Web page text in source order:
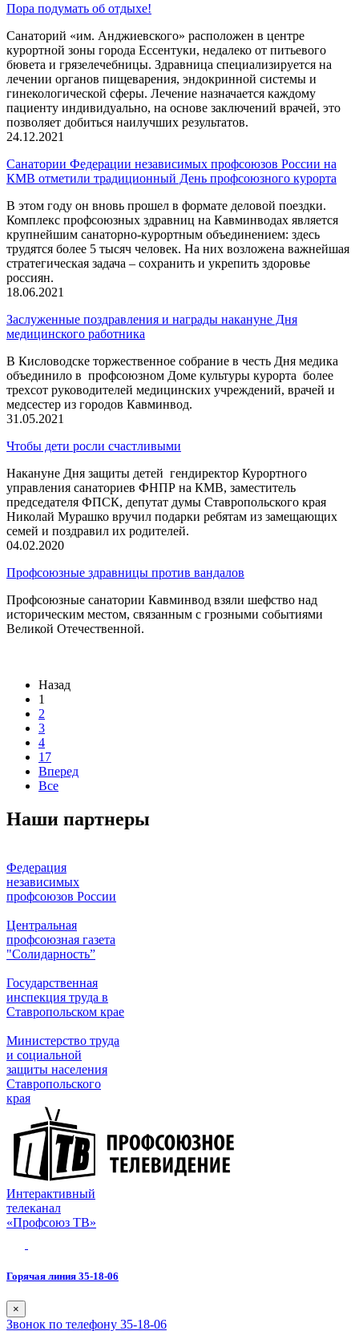
Пора подумать об отдыхе!
Санаторий «им. Анджиевского» расположен в центре
курортной зоны города Ессентуки, недалеко от питьевого
бювета и грязелечебницы. Здравница специализируется на
лечении органов пищеварения, эндокринной системы и
гинекологической сферы. Лечение назначается каждому
пациенту индивидуально, на основе заключений врачей, это
позволяет добиться наилучших результатов.
24.12.2021
Санатории Федерации независимых профсоюзов России на
КМВ отметили традиционный День профсоюзного курорта
В этом году он вновь прошел в формате деловой поездки.
Комплекс профсоюзных здравниц на Кавминводах является
крупнейшим санаторно-курортным объединением: здесь
трудятся более 5 тысяч человек. На них возложена важнейшая
стратегическая задача – сохранить и укрепить здоровье
россиян.
18.06.2021
Заслуженные поздравления и награды накануне Дня
медицинского работника
В Кисловодске торжественное собрание в честь Дня медика
объединило в профсоюзном Доме культуры курорта более
трехсот руководителей медицинских учреждений, врачей и
медсестер из городов Кавминвод.
31.05.2021
Чтобы дети росли счастливыми
Накануне Дня защиты детей гендиректор Курортного
управления санаториев ФНПР на КМВ, заместитель
председателя ФПСК, депутат думы Ставропольского края
Николай Мурашко вручил подарки ребятам из замещающих
семей и поздравил их родителей.
04.02.2020
Профсоюзные здравницы против вандалов
Профсоюзные санатории Кавминвод взяли шефство над
историческим местом, связанным с грозными событиями
Великой Отечественной.
Назад
1
2
3
4
17
Вперед
Все
Наши партнеры
Федерация
независимых
профсоюзов России
Центральная
профсоюзная газета
"Солидарность”
Государственная
инспекция труда в
Ставропольском крае
Министерство труда
и социальной
защиты населения
Ставропольского
края
Интерактивный
телеканал
«Профсоюз ТВ»
Горячая линия 35-18-06
×
Звонок по телефону 35-18-06